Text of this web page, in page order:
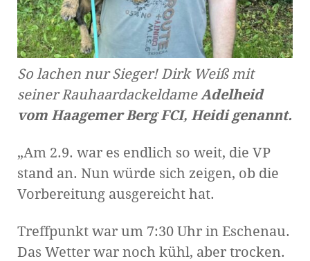
So lachen nur Sieger! Dirk Weiß mit
seiner Rauhaardackeldame Adelheid
vom Haagemer Berg FCI, Heidi genannt.
„Am 2.9. war es endlich so weit, die VP
stand an. Nun würde sich zeigen, ob die
Vorbereitung ausgereicht hat.
Treffpunkt war um 7:30 Uhr in Eschenau.
Das Wetter war noch kühl, aber trocken.